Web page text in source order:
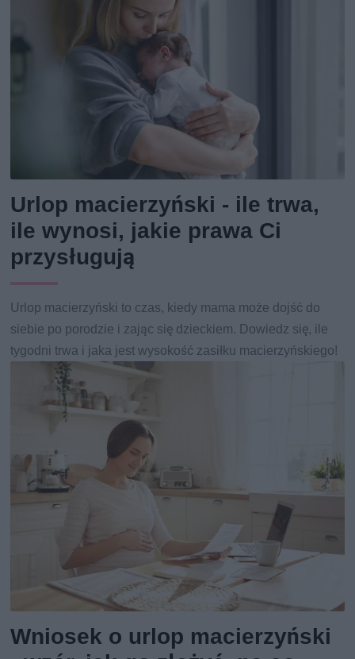
Urlop macierzyński - ile trwa,
ile wynosi, jakie prawa Ci
przysługują
Urlop macierzyński to czas, kiedy mama może dojść do
siebie po porodzie i zając się dzieckiem. Dowiedz się, ile
tygodni trwa i jaka jest wysokość zasiłku macierzyńskiego!
Wniosek o urlop macierzyński